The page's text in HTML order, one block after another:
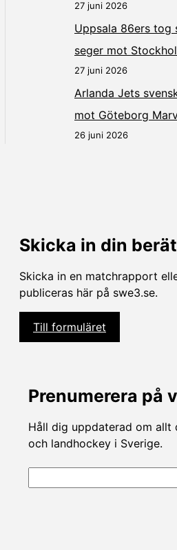
27 juni 2026
Uppsala 86ers
seger mot
27 juni 2026
Arlanda Jets
mot Göteborg
26 juni 2026
Skicka in din
Skicka in en matchrapport
publiceras här på swe3.se.
Till formuläret
Prenumerera på
Håll dig uppdaterad om
och landhockey i Sverige.